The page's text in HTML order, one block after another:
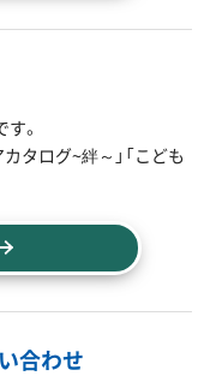
。
タログ~絆～」「こども
合わせ